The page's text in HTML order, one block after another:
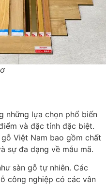
những lựa chọn phổ biến
và đặc tính đặc biệt.
Việt Nam bao gồm chất
sự đa dạng về mẫu mã.
sàn gỗ tự nhiên. Các
công nghiệp có các vân